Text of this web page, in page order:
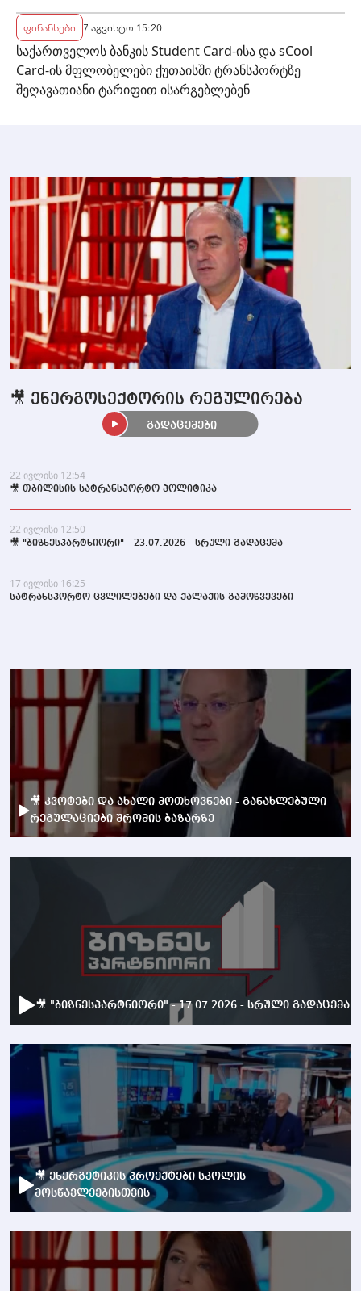
ფინანსები 7 აგვისტო 15:20
საქართველოს ბანკის Student Card-ისა და sCool
Card-ის მფლობელები ქუთაისში ტრანსპორტზე
შეღავათიანი ტარიფით ისარგებლებენ
22 ივლისი 12:54
🎥 თბილისის სატრანსპორტო პოლიტიკა
22 ივლისი 12:50
🎥 "ბიზნესპარტნიორი" - 23.07.2026 - სრული გადაცემა
17 ივლისი 16:25
სატრანსპორტო ცვლილებები და ქალაქის გამოწვევები
🎥 ენერგოსექტორის რეგულირება
გადაცემები
🎥 კვოტები და ახალი მოთხოვნები - განახლებული
რეგულაციები შრომის ბაზარზე
🎥 "ბიზნესპარტნიორი" - 17.07.2026 - სრული გადაცემა
🎥 ენერგეტიკის პროექტები სკოლის
მოსწავლეებისთვის